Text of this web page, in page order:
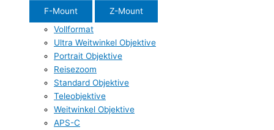
F-Mount
Z-Mount
Vollformat
Ultra Weitwinkel Objektive
Portrait Objektive
Reisezoom
Standard Objektive
Teleobjektive
Weitwinkel Objektive
APS-C